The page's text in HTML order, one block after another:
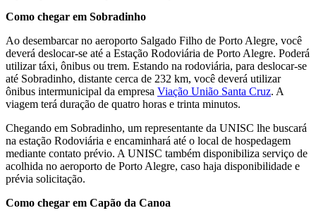
Como chegar em Sobradinho
Ao desembarcar no aeroporto Salgado Filho de Porto Alegre, você
deverá deslocar-se até a Estação Rodoviária de Porto Alegre. Poderá
utilizar táxi, ônibus ou trem. Estando na rodoviária, para deslocar-se
até Sobradinho, distante cerca de 232 km, você deverá utilizar
ônibus intermunicipal da empresa Viação União Santa Cruz. A
viagem terá duração de quatro horas e trinta minutos.
Chegando em Sobradinho, um representante da UNISC lhe buscará
na estação Rodoviária e encaminhará até o local de hospedagem
mediante contato prévio. A UNISC também disponibiliza serviço de
acolhida no aeroporto de Porto Alegre, caso haja disponibilidade e
prévia solicitação.
Como chegar em Capão da Canoa